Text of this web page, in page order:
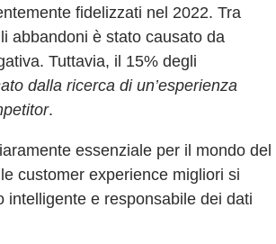
fidelizzati nel 2022. Tra
abbandoni è stato causato da
Tuttavia, il 15% degli
dalla ricerca di un’esperienza
.
essenziale per il mondo del
customer experience migliori si
intelligente e responsabile dei dati